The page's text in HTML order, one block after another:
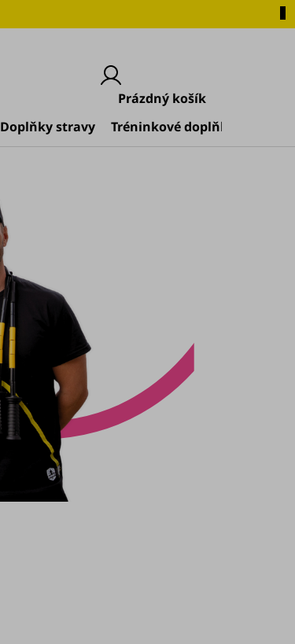
Nákupní
košík
Prázdný košík
Doplňky stravy Tréninkové doplňky